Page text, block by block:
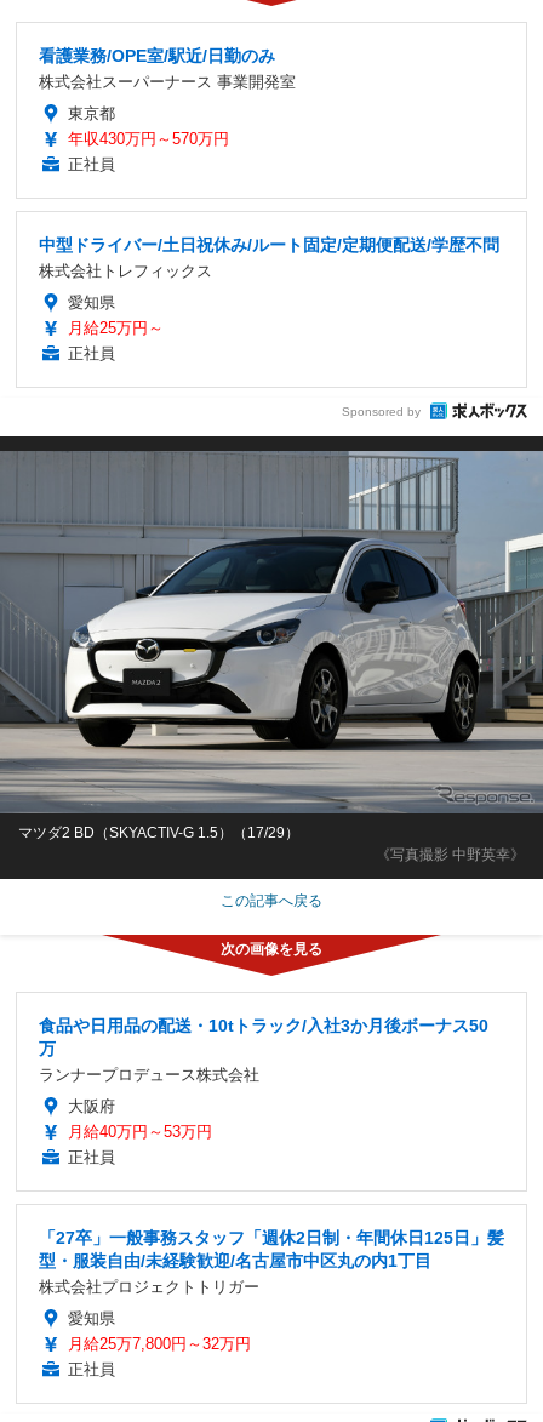
看護業務/OPE室/駅近/日勤のみ
株式会社スーパーナース 事業開発室
東京都
年収430万円～570万円
正社員
中型ドライバー/土日祝休み/ルート固定/定期便配送/学歴不問
株式会社トレフィックス
愛知県
月給25万円～
正社員
Sponsored by
《写真撮影 中野英幸》
マツダ2 BD（SKYACTIV-G 1.5）（17/29）
この記事へ戻る
食品や日用品の配送・10tトラック/入社3か月後ボーナス50
万
ランナープロデュース株式会社
大阪府
月給40万円～53万円
正社員
「27卒」一般事務スタッフ「週休2日制・年間休日125日」髪
型・服装自由/未経験歓迎/名古屋市中区丸の内1丁目
株式会社プロジェクトトリガー
愛知県
月給25万7,800円～32万円
正社員